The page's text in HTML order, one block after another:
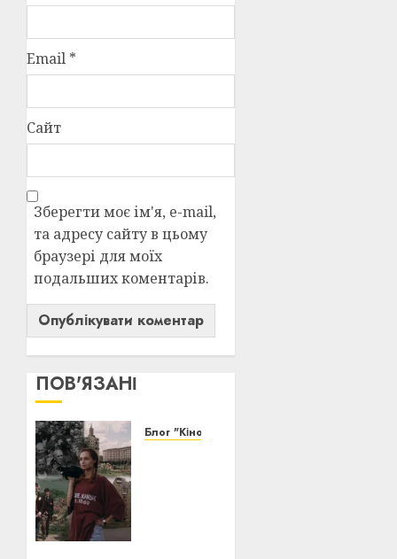
Email *
Сайт
Зберегти моє ім'я, e-mail,
та адресу сайту в цьому
браузері для моїх
подальших коментарів.
ПОВ'ЯЗАНІ
Блог "Кіновізія"